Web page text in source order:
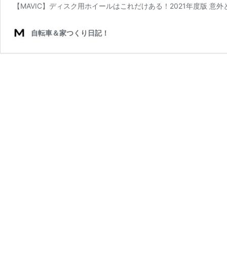
【MAVIC】ディスク用ホイールはこれだけある！2021年度版 意
自転車＆家つくり日記！